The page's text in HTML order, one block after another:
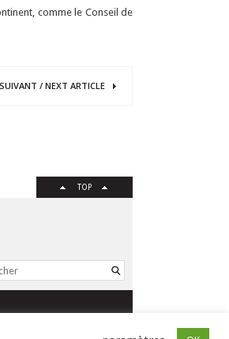
comme le Conseil de
SUIVANT / NEXT ARTICLE
TOP